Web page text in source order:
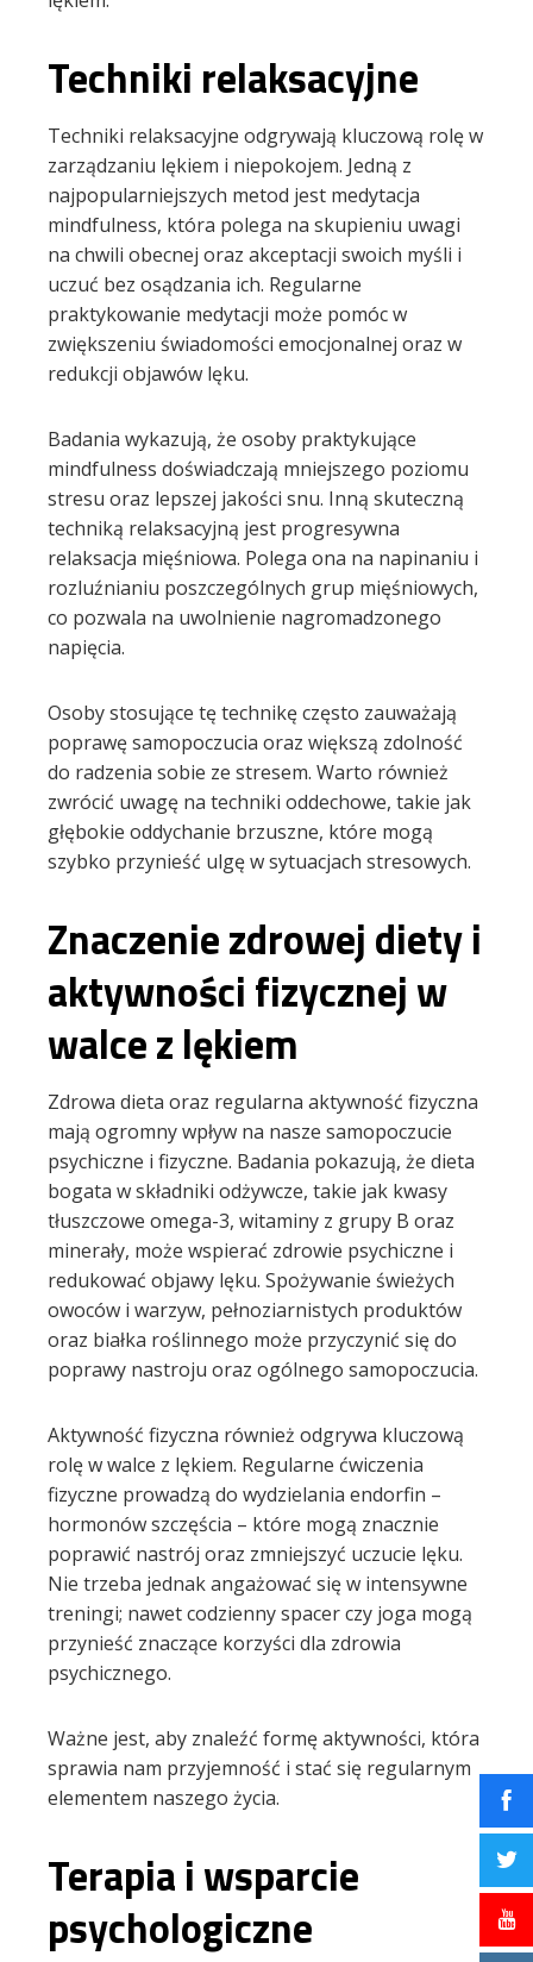
Techniki relaksacyjne
Techniki relaksacyjne odgrywają kluczową rolę w
zarządzaniu lękiem i niepokojem. Jedną z
najpopularniejszych metod jest medytacja
mindfulness, która polega na skupieniu uwagi
na chwili obecnej oraz akceptacji swoich myśli i
uczuć bez osądzania ich. Regularne
praktykowanie medytacji może pomóc w
zwiększeniu świadomości emocjonalnej oraz w
redukcji objawów lęku.
Badania wykazują, że osoby praktykujące
mindfulness doświadczają mniejszego poziomu
stresu oraz lepszej jakości snu. Inną skuteczną
techniką relaksacyjną jest progresywna
relaksacja mięśniowa. Polega ona na napinaniu i
rozluźnianiu poszczególnych grup mięśniowych,
co pozwala na uwolnienie nagromadzonego
napięcia.
Osoby stosujące tę technikę często zauważają
poprawę samopoczucia oraz większą zdolność
do radzenia sobie ze stresem. Warto również
zwrócić uwagę na techniki oddechowe, takie jak
głębokie oddychanie brzuszne, które mogą
szybko przynieść ulgę w sytuacjach stresowych.
Znaczenie zdrowej diety i
aktywności fizycznej w
walce z lękiem
Zdrowa dieta oraz regularna aktywność fizyczna
mają ogromny wpływ na nasze samopoczucie
psychiczne i fizyczne. Badania pokazują, że dieta
bogata w składniki odżywcze, takie jak kwasy
tłuszczowe omega-3, witaminy z grupy B oraz
minerały, może wspierać zdrowie psychiczne i
redukować objawy lęku. Spożywanie świeżych
owoców i warzyw, pełnoziarnistych produktów
oraz białka roślinnego może przyczynić się do
poprawy nastroju oraz ogólnego samopoczucia.
Aktywność fizyczna również odgrywa kluczową
rolę w walce z lękiem. Regularne ćwiczenia
fizyczne prowadzą do wydzielania endorfin –
hormonów szczęścia – które mogą znacznie
poprawić nastrój oraz zmniejszyć uczucie lęku.
Nie trzeba jednak angażować się w intensywne
treningi; nawet codzienny spacer czy joga mogą
przynieść znaczące korzyści dla zdrowia
psychicznego.
Ważne jest, aby znaleźć formę aktywności, która
sprawia nam przyjemność i stać się regularnym
elementem naszego życia.
Terapia i wsparcie
psychologiczne